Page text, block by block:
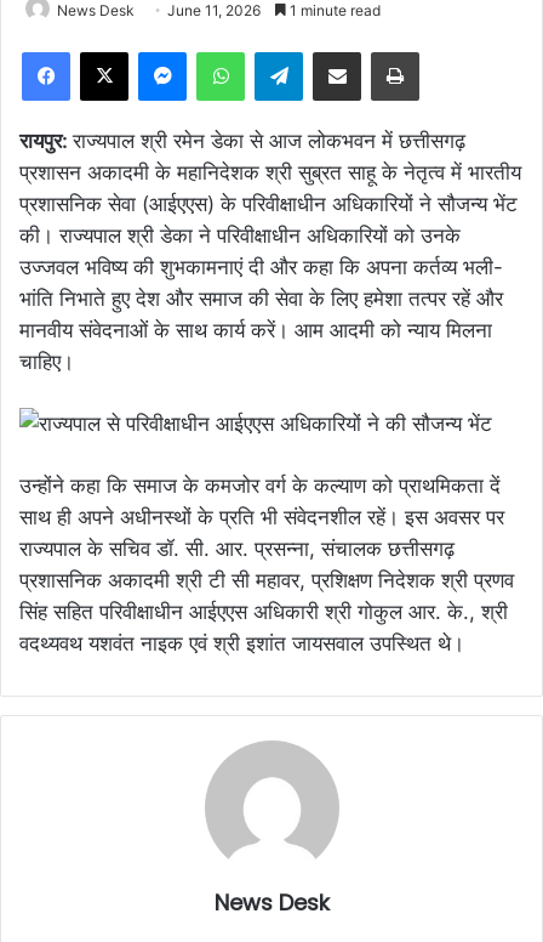
News Desk June 11, 2026 1 minute read
Facebook
X MessengerWhatsAppTelegramShare via Email Print
रायपुर:राज्यपाल श्री रमेन डेका से आज लोकभवन में छत्तीसगढ़
प्रशासन अकादमी के महानिदेशक श्री सुब्रत साहू के नेतृत्व में भारतीय
प्रशासनिक सेवा (आईएएस) के परिवीक्षाधीन अधिकारियों ने सौजन्य भेंट
की। राज्यपाल श्री डेका ने परिवीक्षाधीन अधिकारियों को उनके
उज्जवल भविष्य की शुभकामनाएं दी और कहा कि अपना कर्तव्य भली-
भांति निभाते हुए देश और समाज की सेवा के लिए हमेशा तत्पर रहें और
मानवीय संवेदनाओं के साथ कार्य करें। आम आदमी को न्याय मिलना
चाहिए।
उन्होंने कहा कि समाज के कमजोर वर्ग के कल्याण को प्राथमिकता दें
साथ ही अपने अधीनस्थों के प्रति भी संवेदनशील रहें। इस अवसर पर
राज्यपाल के सचिव डॉ. सी. आर. प्रसन्ना, संचालक छत्तीसगढ़
प्रशासनिक अकादमी श्री टी सी महावर, प्रशिक्षण निदेशक श्री प्रणव
सिंह सहित परिवीक्षाधीन आईएएस अधिकारी श्री गोकुल आर. के., श्री
वदथ्यवथ यशवंत नाइक एवं श्री इशांत जायसवाल उपस्थित थे।
News Desk